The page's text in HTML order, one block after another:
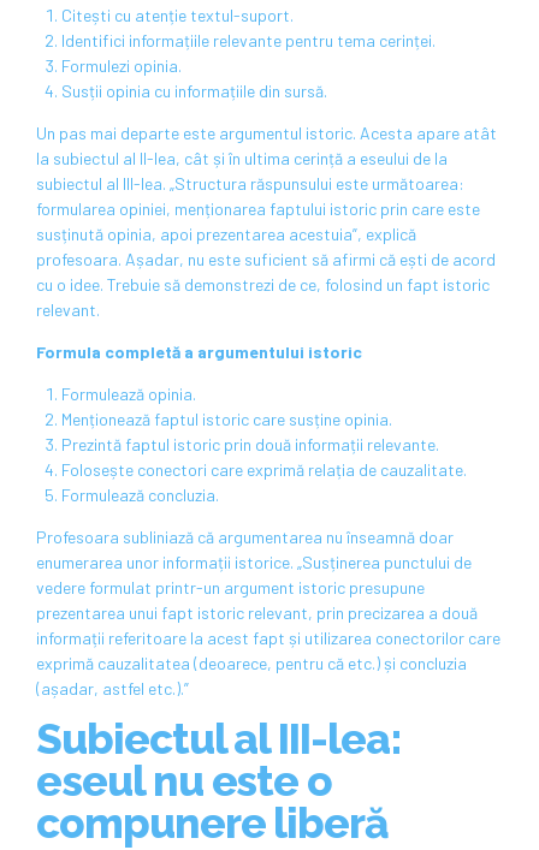
Citești cu atenție textul-suport.
Identifici informațiile relevante pentru tema cerinței.
Formulezi opinia.
Susții opinia cu informațiile din sursă.
Un pas mai departe este argumentul istoric. Acesta apare atât
la subiectul al II-lea, cât și în ultima cerință a eseului de la
subiectul al III-lea. „Structura răspunsului este următoarea:
formularea opiniei, menționarea faptului istoric prin care este
susținută opinia, apoi prezentarea acestuia”, explică
profesoara. Așadar, nu este suficient să afirmi că ești de acord
cu o idee. Trebuie să demonstrezi de ce, folosind un fapt istoric
relevant.
Formula completă a argumentului istoric
Formulează opinia.
Menționează faptul istoric care susține opinia.
Prezintă faptul istoric prin două informații relevante.
Folosește conectori care exprimă relația de cauzalitate.
Formulează concluzia.
Profesoara subliniază că argumentarea nu înseamnă doar
enumerarea unor informații istorice. „Susținerea punctului de
vedere formulat printr-un argument istoric presupune
prezentarea unui fapt istoric relevant, prin precizarea a două
informații referitoare la acest fapt și utilizarea conectorilor care
exprimă cauzalitatea (deoarece, pentru că etc.) și concluzia
(așadar, astfel etc.).”
Subiectul al III-lea:
eseul nu este o
compunere liberă